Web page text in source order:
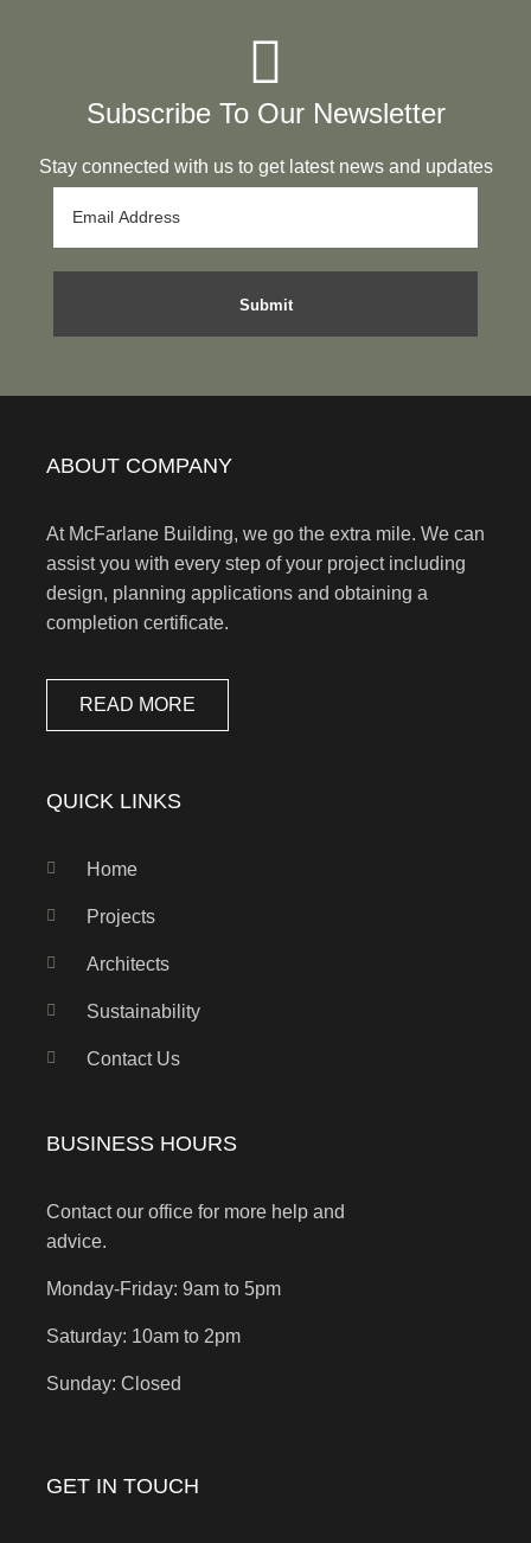
Subscribe To Our Newsletter
Stay connected with us to get latest news and updates
ABOUT COMPANY
At McFarlane Building, we go the extra mile. We can
assist you with every step of your project including
design, planning applications and obtaining a
completion certificate.
READ MORE
QUICK LINKS
Home
Projects
Architects
Sustainability
Contact Us
BUSINESS HOURS
Contact our office for more help and
advice.
Monday-Friday: 9am to 5pm
Saturday: 10am to 2pm
Sunday: Closed
GET IN TOUCH